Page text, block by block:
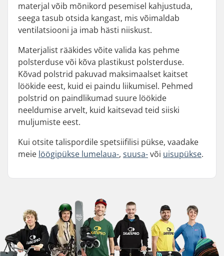
materjal võib mõnikord pesemisel kahjustuda,
seega tasub otsida kangast, mis võimaldab
ventilatsiooni ja imab hästi niiskust.
Materjalist rääkides võite valida kas pehme
polsterduse või kõva plastikust polsterduse.
Kõvad polstrid pakuvad maksimaalset kaitset
löökide eest, kuid ei paindu liikumisel. Pehmed
polstrid on paindlikumad suure löökide
neeldumise arvelt, kuid kaitsevad teid siiski
muljumiste eest.
Kui otsite talispordile spetsiifilisi pükse, vaadake
meie löögipükse lumelaua-, suusa-või uisupükse.